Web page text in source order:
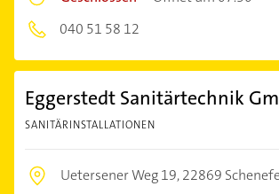
040 51 58 12
Eggerstedt Sanitärtechnik
SANITÄRINSTALLATIONEN
Uetersener Weg 19,22869